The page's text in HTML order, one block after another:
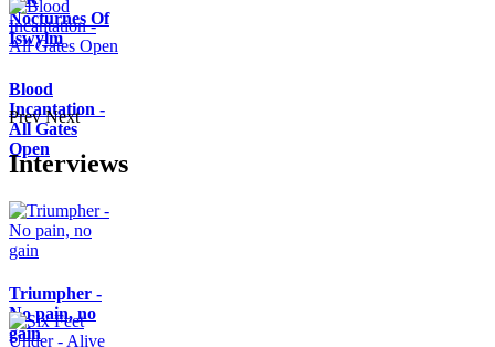
Nocturnes Of
Iswylm
Blood
Incantation -
All Gates
Open
Prev Next
Interviews
Triumpher -
No pain, no
gain